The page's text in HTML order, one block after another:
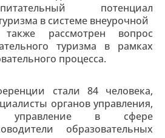
потенциал
в системе внеурочной
рассмотрен вопрос
туризма в рамках
процесса.
стали 84 человека,
органов управления,
управление в сфере
образовательных